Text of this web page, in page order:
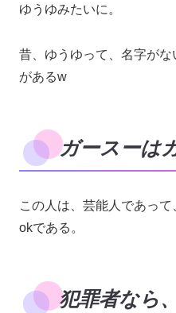
ゆうゆみたいに。
昔、ゆうゆって、名字が
があるw
ガースーは
この人は、芸能人であっ
okである。
犯罪者なら